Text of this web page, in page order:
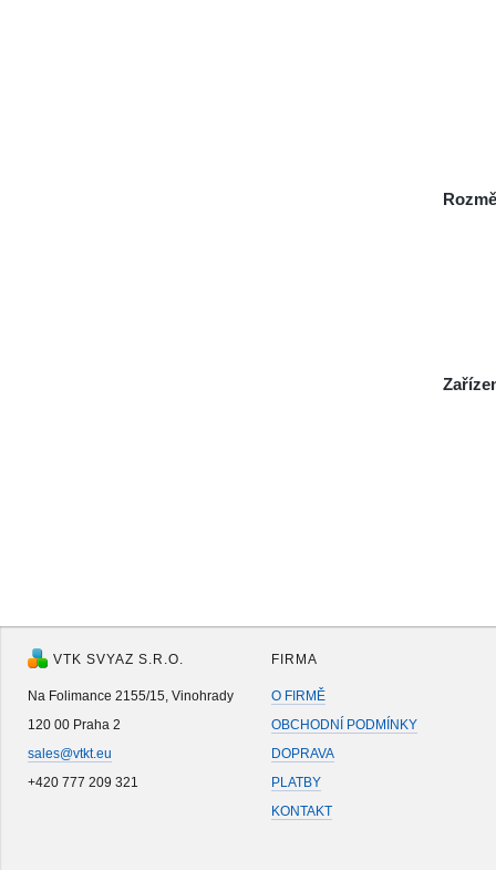
VTK SVYAZ S.R.O.
Na Folimance 2155/15, Vinohrady
120 00 Praha 2
sales@vtkt.eu
+420 777 209 321
FIRMA
O FIRMĚ
OBCHODNÍ PODMÍNKY
DOPRAVA
PLATBY
KONTAKT